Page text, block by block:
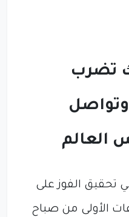
تضرب
وتواصل
العالم
الفوز على
الأولى من صباح